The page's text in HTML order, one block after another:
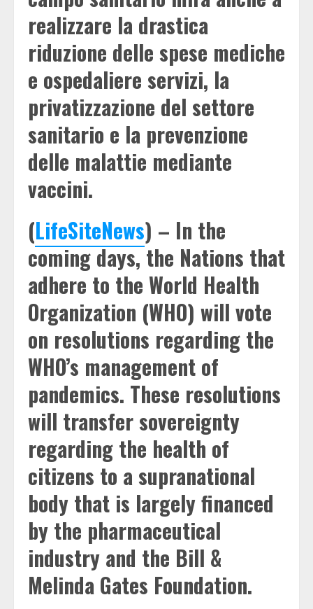
realizzare la drastica
riduzione delle spese mediche
e ospedaliere servizi, la
privatizzazione del settore
sanitario e la prevenzione
delle malattie mediante
vaccini.
(LifeSiteNews) – In the
coming days, the Nations that
adhere to the World Health
Organization (WHO) will vote
on resolutions regarding the
WHO’s management of
pandemics. These resolutions
will transfer sovereignty
regarding the health of
citizens to a supranational
body that is largely financed
by the pharmaceutical
industry and the Bill &
Melinda Gates Foundation.